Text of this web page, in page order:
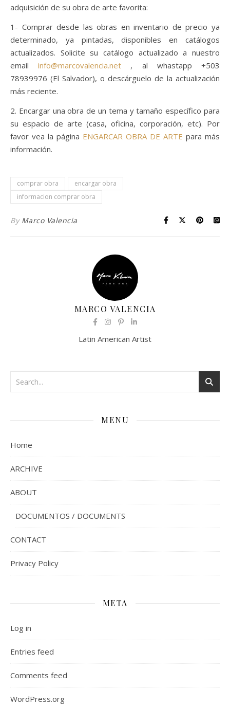
adquisición de su obra de arte favorita:
1- Comprar desde las obras en inventario de precio ya
determinado, ya pintadas, disponibles en catálogos
actualizados. Solicite su catálogo actualizado a nuestro
emailinfo@marcovalencia.net , al whastapp +503
78939976 (El Salvador), o descárguelo de la actualización
más reciente.
2. Encargar una obra de un tema y tamaño específico para
su espacio de arte (casa, oficina, corporación, etc). Por
favor vea la página ENGARCAR OBRA DE ARTE para más
información.
comprar obra
encargar obra
informacion comprar obra
By Marco Valencia
MARCO VALENCIA
Latin American Artist
MENU
Home
ARCHIVE
ABOUT
DOCUMENTOS / DOCUMENTS
CONTACT
Privacy Policy
META
Log in
Entries feed
Comments feed
WordPress.org